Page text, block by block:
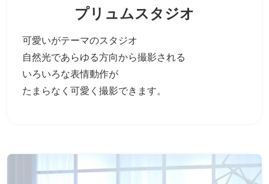
プリュムスタジオ
可愛いがテーマのスタジオ
自然光であらゆる方向から撮影される
いろいろな表情動作が
たまらなく可愛く撮影できます。